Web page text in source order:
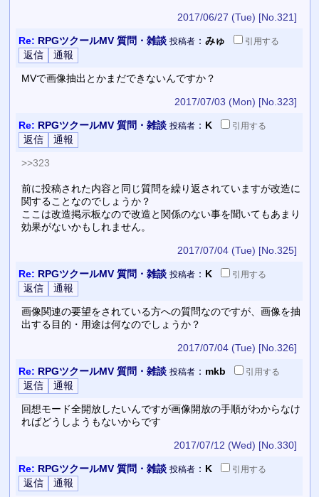
2017/06/27 (Tue) [No.321]
Re: RPGツクールMV 質問・雑談 投稿者： みゅ 引用する
MVで画像抽出とかまだできないんですか？
2017/07/03 (Mon) [No.323]
Re: RPGツクールMV 質問・雑談 投稿者： K 引用する
>>323
前に投稿された内容と同じ質問を繰り返されていますが改造に
関することなのでしょうか？
ここは改造掲示板なので改造と関係のない事を聞いてもあまり
効果がないかもしれません。
2017/07/04 (Tue) [No.325]
Re: RPGツクールMV 質問・雑談 投稿者： K 引用する
画像関連の要望をされている方への質問なのですが、画像を抽
出する目的・用途は何なのでしょうか？
2017/07/04 (Tue) [No.326]
Re: RPGツクールMV 質問・雑談 投稿者： mkb 引用する
回想モード全開放したいんですが画像開放の手順がわからなけ
ればどうしようもないからです
2017/07/12 (Wed) [No.330]
Re: RPGツクールMV 質問・雑談 投稿者： K 引用する